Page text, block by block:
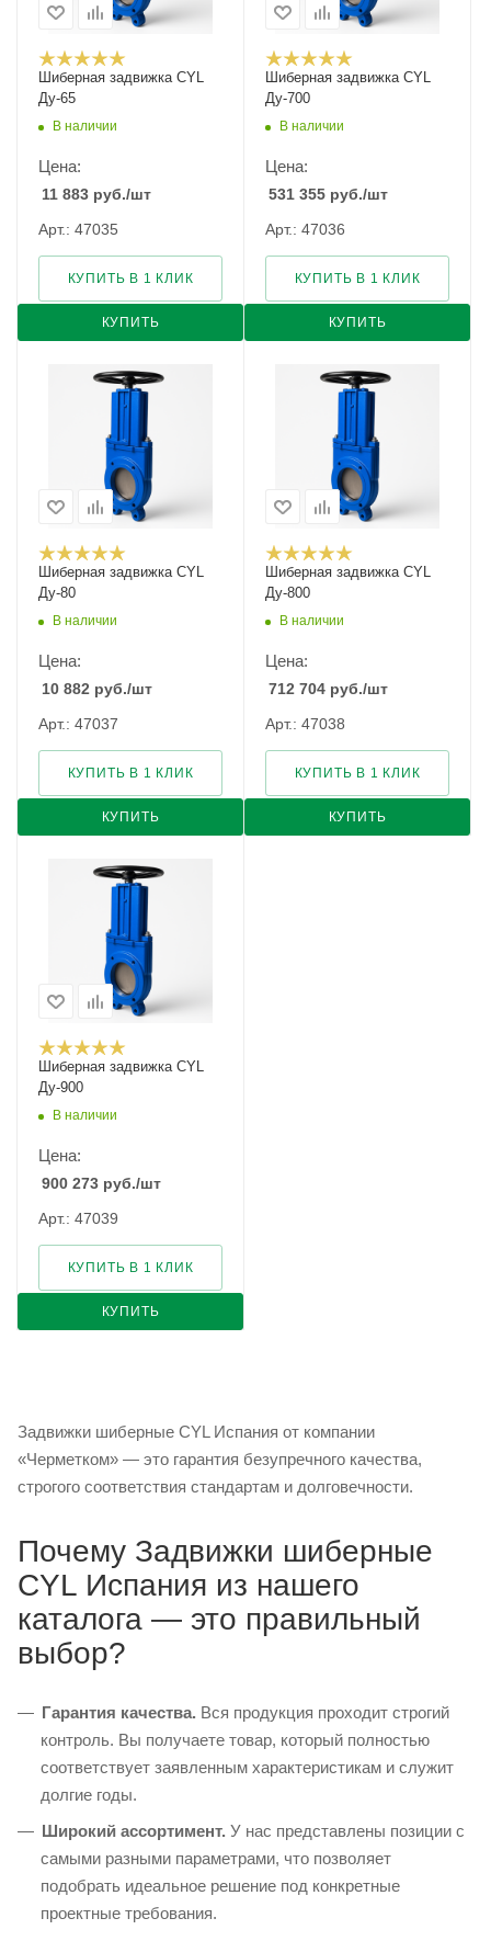
Шиберная задвижка CYL
Ду-65
В наличии
Цена:
11 883 руб./шт
Арт.: 47035
КУПИТЬ
КУПИТЬ В 1 КЛИК
Шиберная задвижка CYL
Ду-700
В наличии
Цена:
531 355 руб./шт
Арт.: 47036
КУПИТЬ
КУПИТЬ В 1 КЛИК
Шиберная задвижка CYL
Ду-80
В наличии
Цена:
10 882 руб./шт
Арт.: 47037
КУПИТЬ
КУПИТЬ В 1 КЛИК
Шиберная задвижка CYL
Ду-800
В наличии
Цена:
712 704 руб./шт
Арт.: 47038
КУПИТЬ
КУПИТЬ В 1 КЛИК
Шиберная задвижка CYL
Ду-900
В наличии
Цена:
900 273 руб./шт
Арт.: 47039
КУПИТЬ
КУПИТЬ В 1 КЛИК
Задвижки шиберные CYL Испания от компании
«Черметком» — это гарантия безупречного качества,
строгого соответствия стандартам и долговечности.
Почему Задвижки шиберные
CYL Испания из нашего
каталога — это правильный
выбор?
Гарантия качества. Вся продукция проходит строгий
контроль. Вы получаете товар, который полностью
соответствует заявленным характеристикам и служит
долгие годы.
Широкий ассортимент. У нас представлены позиции с
самыми разными параметрами, что позволяет
подобрать идеальное решение под конкретные
проектные требования.